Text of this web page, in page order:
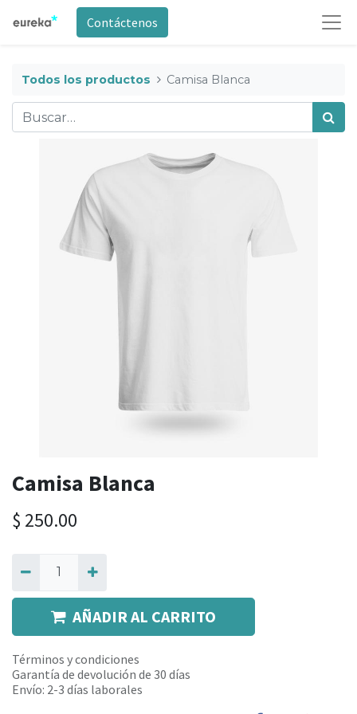
Contáctenos
Todos los productos Camisa Blanca
Camisa Blanca
$ 250.00
AÑADIR AL CARRITO
Términos y condiciones
Garantía de devolución de 30 días
Envío: 2-3 días laborales